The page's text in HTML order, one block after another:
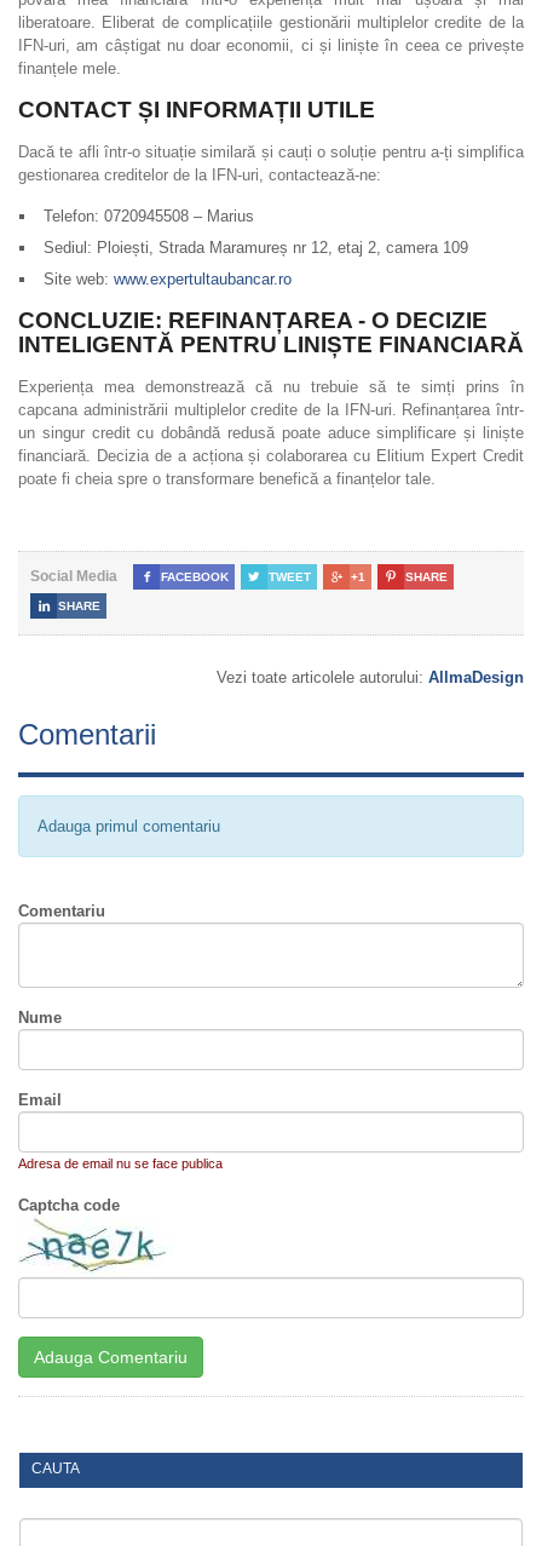
liberatoare. Eliberat de complicațiile gestionării multiplelor credite de la
IFN-uri, am câștigat nu doar economii, ci și liniște în ceea ce privește
finanțele mele.
CONTACT ȘI INFORMAȚII UTILE
Dacă te afli într-o situație similară și cauți o soluție pentru a-ți simplifica
gestionarea creditelor de la IFN-uri, contactează-ne:
Telefon: 0720945508 – Marius
Sediul: Ploiești, Strada Maramureș nr 12, etaj 2, camera 109
Site web: www.expertultaubancar.ro
CONCLUZIE: REFINANȚAREA - O DECIZIE
INTELIGENTĂ PENTRU LINIȘTE FINANCIARĂ
Experiența mea demonstrează că nu trebuie să te simți prins în
capcana administrării multiplelor credite de la IFN-uri. Refinanțarea într-
un singur credit cu dobândă redusă poate aduce simplificare și liniște
financiară. Decizia de a acționa și colaborarea cu Elitium Expert Credit
poate fi cheia spre o transformare benefică a finanțelor tale.
Social Media  FACEBOOK  TWEET  +1  SHARE
 SHARE
Vezi toate articolele autorului: AllmaDesign
Comentarii
Adauga primul comentariu
Comentariu
Nume
Email
Adresa de email nu se face publica
Captcha code
CAUTA